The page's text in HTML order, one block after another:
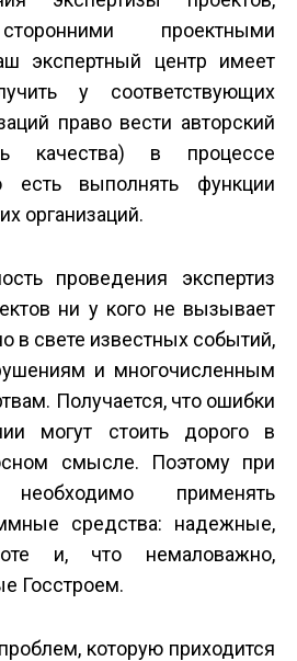
проектными
экспертный центр имеет
у соответствующих
право вести авторский
качества) в процессе
есть выполнять функции
организаций.
проведения экспертиз
ни у кого не вызывает
в свете извест­ных событий,
и многочисленным
Получается, что ошибки
могут стоить дорого в
смысле. Поэтому при
необходимо применять
средства: надежные,
и, что немаловажно,
Госстроем.
которую приходится